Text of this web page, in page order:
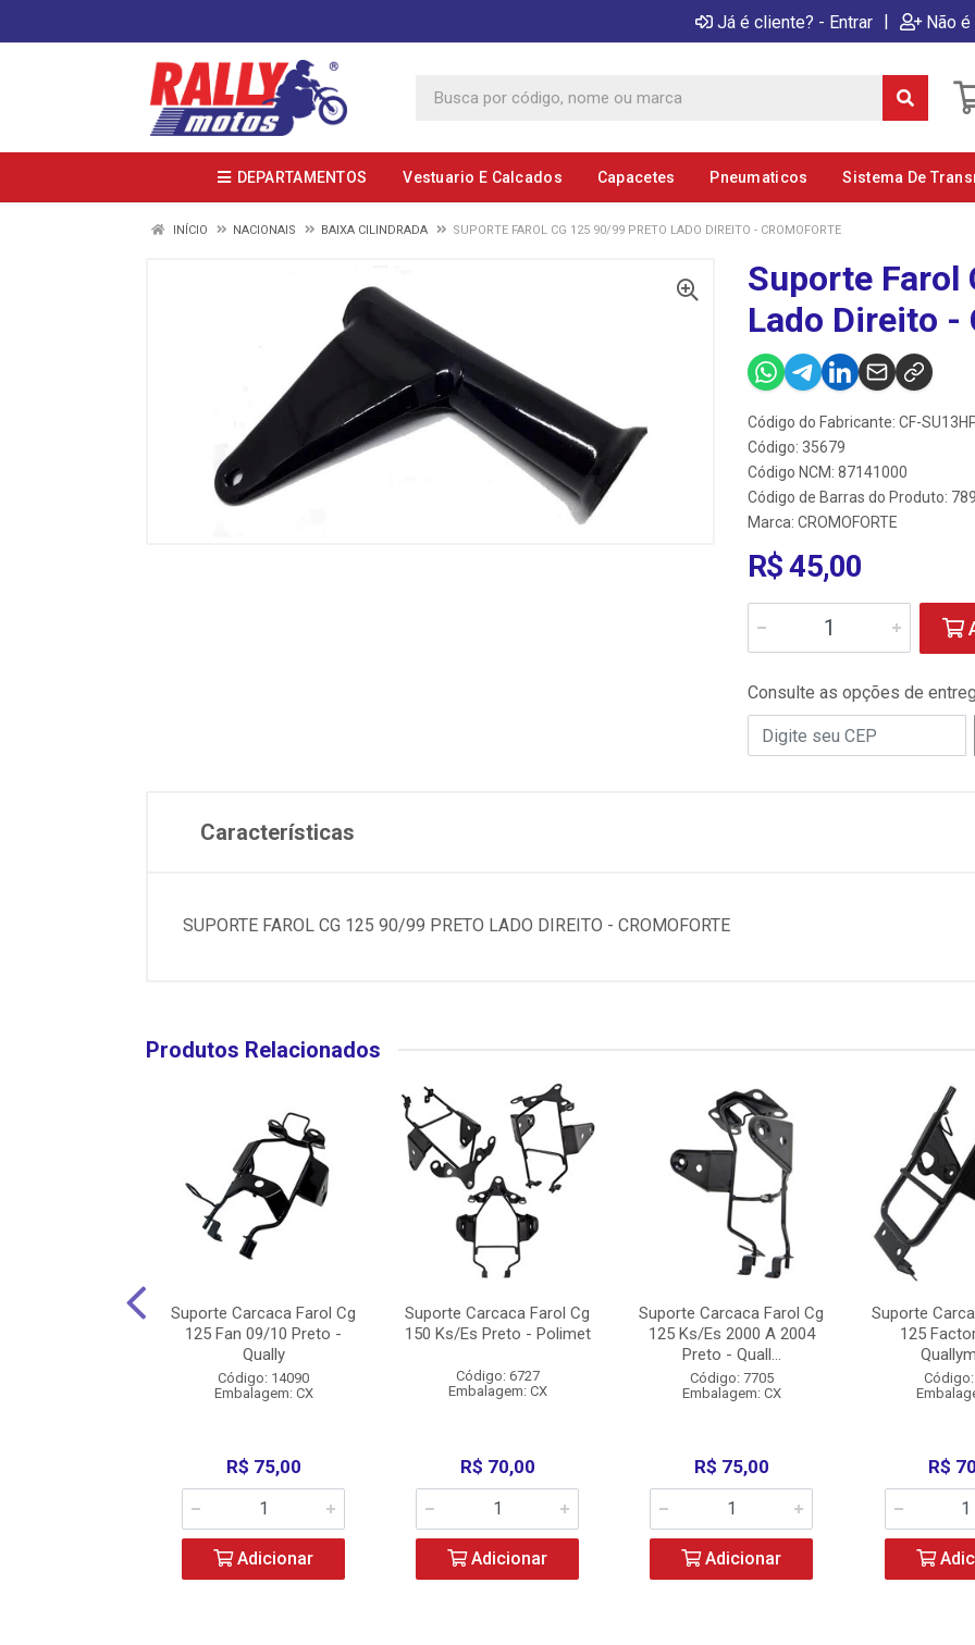
Já é cliente? - Entrar | Não
DEPARTAMENTOS Vestuario E Calcados Capacetes Pneumaticos Sistema De
INÍCIO NACIONAIS BAIXA CILINDRADA SUPORTE FAROL CG 125 90/99 PRETO LADO DIREITO - CROMOFORTE
Suporte Farol
Lado Direito
Código do Fabricante: CF-
Código: 35679
Código NCM: 87141000
Código de Barras do Produto:
Marca: CROMOFORTE
R$ 45,00
Consulte as opções de
Características
SUPORTE FAROL CG 125 90/99 PRETO LADO DIREITO - CROMOFORTE
Produtos Relacionados
Suporte Carcaca Farol Cg
125 Fan 09/10 Preto -
Qually
Código: 14090
Embalagem: CX
R$ 75,00
Adicionar
Suporte Carcaca Farol Cg
150 Ks/Es Preto - Polimet
Código: 6727
Embalagem: CX
R$ 70,00
Adicionar
Suporte Carcaca Farol Cg
125 Ks/Es 2000 A 2004
Preto - Quall...
Código: 7705
Embalagem: CX
R$ 75,00
Adicionar
Suporte
125
Código:
R$